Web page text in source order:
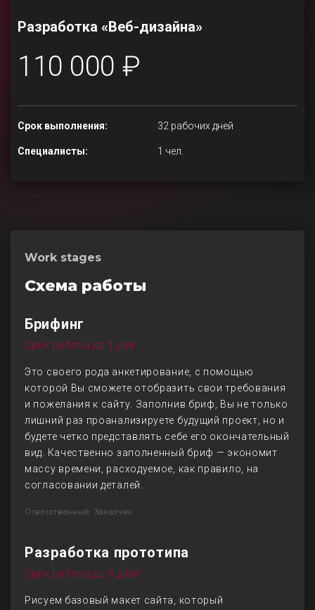
Разработка «Веб-дизайна»
110 000 ₽
Срок выполнения: 32 рабочих дней
Специалисты: 1 чел.
Work stages
Схема работы
Брифинг
Срок работы до 1 дня
Это своего рода анкетирование, с помощью
которой Вы сможете отобразить свои требования
и пожелания к сайту. Заполнив бриф, Вы не только
лишний раз проанализируете будущий проект, но и
будете четко представлять себе его окончательный
вид. Качественно заполненный бриф — экономит
массу времени, расходуемое, как правило, на
согласовании деталей.
Ответственный: Заказчик
Разработка прототипа
Срок работы до 6 дней
Рисуем базовый макет сайта, который